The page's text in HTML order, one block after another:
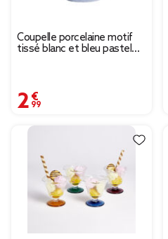
Coupelle porcelaine motif
tissé blanc et bleu pastel
2,99 €